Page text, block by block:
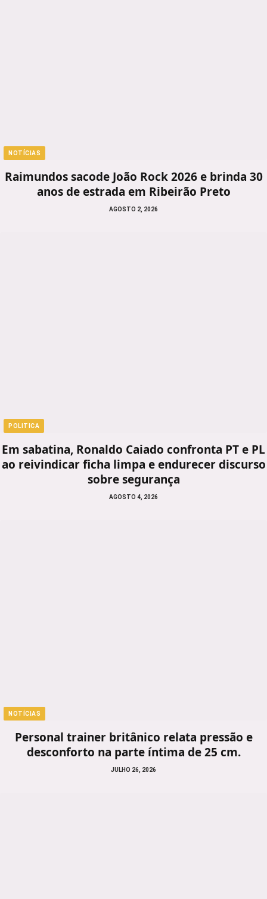
NOTÍCIAS
Raimundos sacode João Rock 2026 e brinda 30
anos de estrada em Ribeirão Preto
AGOSTO 2, 2026
POLITICA
Em sabatina, Ronaldo Caiado confronta PT e PL
ao reivindicar ficha limpa e endurecer discurso
sobre segurança
AGOSTO 4, 2026
NOTÍCIAS
Personal trainer britânico relata pressão e
desconforto na parte íntima de 25 cm.
JULHO 26, 2026